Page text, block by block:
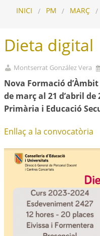
INICI PM MARÇ
Dieta digital
Montserrat González Vera
Nova Formació
de març al 21 d’abril de
Primària i Educació
Enllaç a la convocatòria